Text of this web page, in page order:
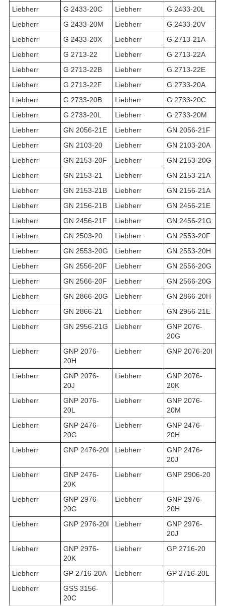
Liebherr G 2433-20C Liebherr
G 2433-20L
Liebherr
G 2433-20M Liebherr
G 2433-20V
Liebherr
G 2433-20X Liebherr
G 2713-21A
Liebherr
G 2713-22 Liebherr
G 2713-22A
Liebherr
G 2713-22B Liebherr
G 2713-22E
Liebherr
G 2713-22F Liebherr
G 2733-20A
Liebherr
G 2733-20B Liebherr
G 2733-20C
Liebherr
G 2733-20L Liebherr
G 2733-20M
Liebherr
GN 2056-21E Liebherr
GN 2056-21F
Liebherr
GN 2103-20 Liebherr
GN 2103-20A
Liebherr
GN 2153-20F Liebherr
GN 2153-20G
Liebherr
GN 2153-21 Liebherr
GN 2153-21A
Liebherr
GN 2153-21B Liebherr
GN 2156-21A
Liebherr
GN 2156-21B Liebherr
GN 2456-21E
Liebherr
GN 2456-21F Liebherr
GN 2456-21G
Liebherr
GN 2503-20 Liebherr
GN 2553-20F
Liebherr
GN 2553-20G Liebherr
GN 2553-20H
Liebherr
GN 2556-20F Liebherr
GN 2556-20G
Liebherr
GN 2566-20F Liebherr
GN 2566-20G
Liebherr
GN 2866-20G Liebherr
GN 2866-20H
Liebherr
GN 2866-21 Liebherr
GN 2956-21E
Liebherr
GN 2956-21G Liebherr
GNP 2076-
20G
Liebherr
GNP 2076-
20H
Liebherr GNP 2076-20I
Liebherr
GNP 2076-
20J
Liebherr
GNP 2076-
20K
Liebherr
GNP 2076-
20L
Liebherr
GNP 2076-
20M
Liebherr
GNP 2476-
20G
Liebherr
GNP 2476-
20H
Liebherr
GNP 2476-20I Liebherr
GNP 2476-
20J
Liebherr
GNP 2476-
20K
Liebherr GNP 2906-20
Liebherr
GNP 2976-
20G
Liebherr
GNP 2976-
20H
Liebherr
GNP 2976-20I Liebherr
GNP 2976-
20J
Liebherr
GNP 2976-
20K
Liebherr GP 2716-20
Liebherr GP 2716-20A Liebherr
GP 2716-20L
Liebherr
GSS 3156-
20C